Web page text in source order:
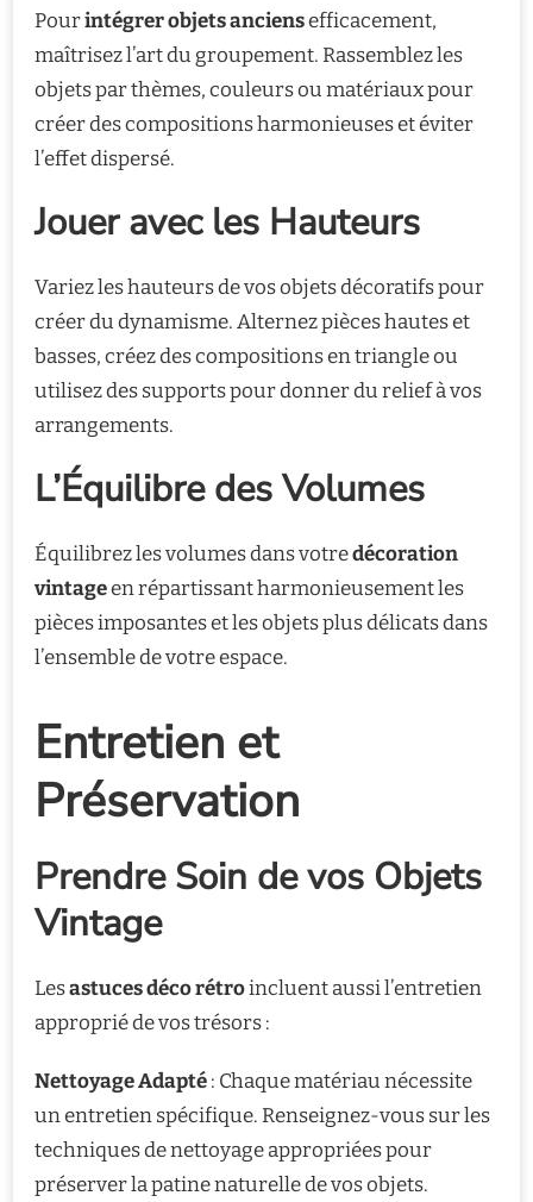
Pourintégrer objets anciensefficacement,
maîtrisez l’art du groupement. Rassemblez les
objets par thèmes, couleurs ou matériaux pour
créer des compositions harmonieuses et éviter
l’effet dispersé.
Jouer avec les Hauteurs
Variez les hauteurs de vos objets décoratifs pour
créer du dynamisme. Alternez pièces hautes et
basses, créez des compositions en triangle ou
utilisez des supports pour donner du relief à vos
arrangements.
L’Équilibre des Volumes
Équilibrez les volumes dans votredécoration
vintageen répartissant harmonieusement les
pièces imposantes et les objets plus délicats dans
l’ensemble de votre espace.
Entretien et
Préservation
Prendre Soin de vos Objets
Vintage
Lesastuces déco rétroincluent aussi l’entretien
approprié de vos trésors :
Nettoyage Adapté: Chaque matériau nécessite
un entretien spécifique. Renseignez-vous sur les
techniques de nettoyage appropriées pour
préserver la patine naturelle de vos objets.